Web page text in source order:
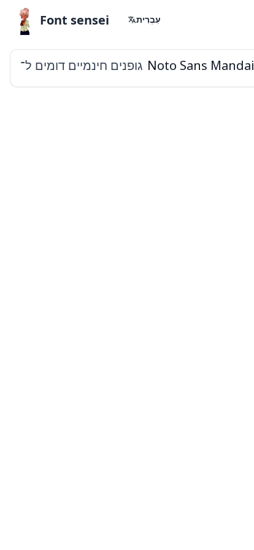
Font sensei עִבְרִית
גופנים חינמיים דומים ל־ Noto Sans